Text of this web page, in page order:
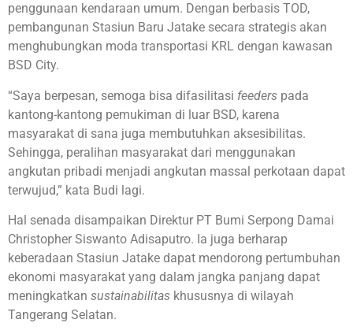
penggunaan kendaraan umum. Dengan berbasis TOD,
pembangunan Stasiun Baru Jatake secara strategis akan
menghubungkan moda transportasi KRL dengan kawasan
BSD City.
“Saya berpesan, semoga bisa difasilitasi feeders pada
kantong-kantong pemukiman di luar BSD, karena
masyarakat di sana juga membutuhkan aksesibilitas.
Sehingga, peralihan masyarakat dari menggunakan
angkutan pribadi menjadi angkutan massal perkotaan dapat
terwujud,” kata Budi lagi.
Hal senada disampaikan Direktur PT Bumi Serpong Damai
Christopher Siswanto Adisaputro. Ia juga berharap
keberadaan Stasiun Jatake dapat mendorong pertumbuhan
ekonomi masyarakat yang dalam jangka panjang dapat
meningkatkan sustainabilitas khususnya di wilayah
Tangerang Selatan.